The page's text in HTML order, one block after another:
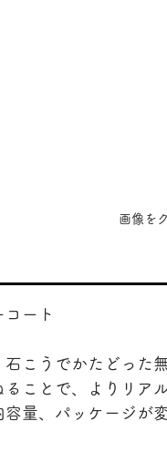
画像を
コート
石こうでかたどった
ることで、よりリア
容量、パッケージが